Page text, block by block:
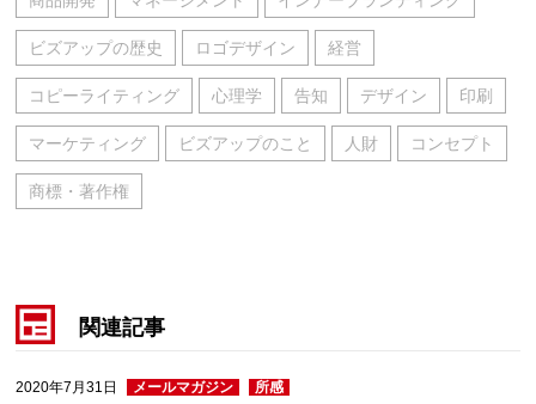
ビズアップの歴史 ロゴデザイン 経営
コピーライティング 心理学 告知 デザイン 印刷
マーケティング ビズアップのこと 人財 コンセプト
商標・著作権
関連記事
2020年7月31日 メールマガジン 所感